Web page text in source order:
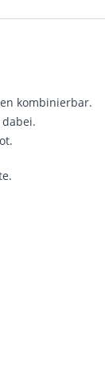
kombinierbar.